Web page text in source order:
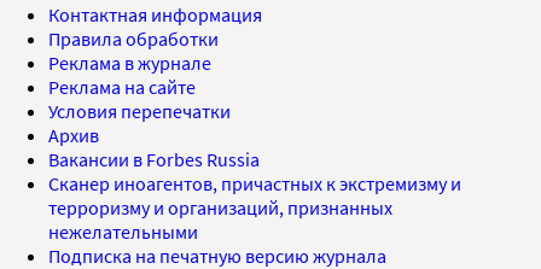
Контактная информация
Правила обработки
Реклама в журнале
Реклама на сайте
Условия перепечатки
Архив
Вакансии в Forbes Russia
Сканер иноагентов, причастных к экстремизму и
терроризму и организаций, признанных
нежелательными
Подписка на печатную версию журнала